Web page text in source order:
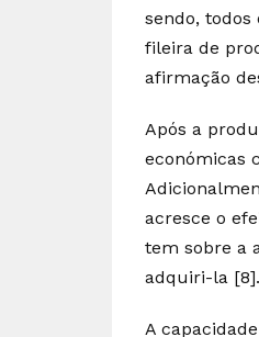
sendo,
fileira de
afirmação
Após a
económicas
acresce o
tem sobre a
adquiri-la [8].
A